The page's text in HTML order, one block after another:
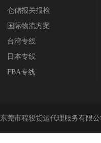
仓储报关报检
国际物流方案
台湾专线
日本专线
FBA专线
东莞市程骏货运代理服务有限